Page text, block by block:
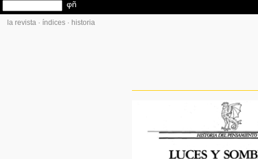
la revista · índices · historia